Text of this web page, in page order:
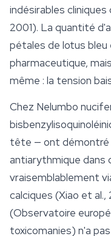
indésirables
2001). La quantité
pétales de lotus bleu
pharmaceutique,
même : la tension
Chez Nelumbo
tête — ont démontré
antiarythmique dans
vraisemblablement
calciques (Xiao et
(Observatoire
toxicomanies) n'a